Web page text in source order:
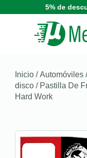
5% de
Inicio /Automóviles
disco / Pastilla De
Hard Work